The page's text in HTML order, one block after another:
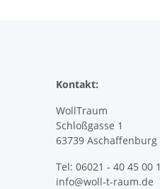
Kontakt:
WollTraum
Schloßgasse 1
63739 Aschaffenburg
Tel: 06021 - 40 45 00 1
info@woll-t-raum.de